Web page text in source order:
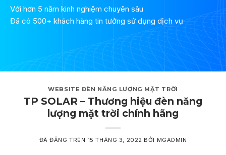
Với hơn 5 năm kinh nghiệm chuyên sâu
Đã có 500+ khách hàng tin tưởng sử dụng dịch vụ
WEBSITE ĐÈN NĂNG LƯỢNG MẶT TRỜI
TP SOLAR – Thương hiệu đèn năng
lượng mặt trời chính hãng
ĐÃ ĐĂNG TRÊN 15 THÁNG 3, 2022 BỞI MGADMIN